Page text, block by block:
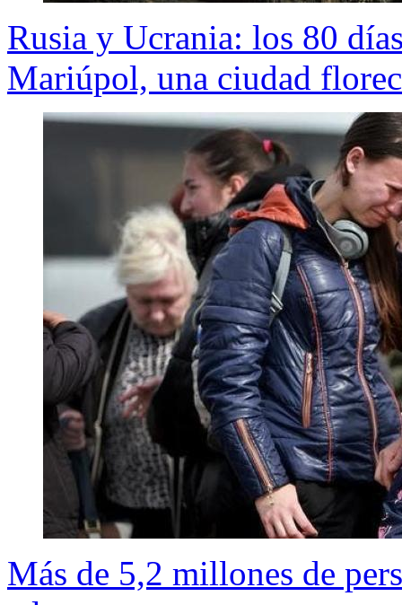
Rusia y Ucrania: los 80
Mariúpol, una ciudad
Más de 5,2 millones de